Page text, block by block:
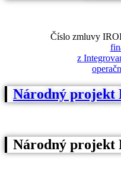
Číslo zmluvy
z
Národný projekt
Národný projekt